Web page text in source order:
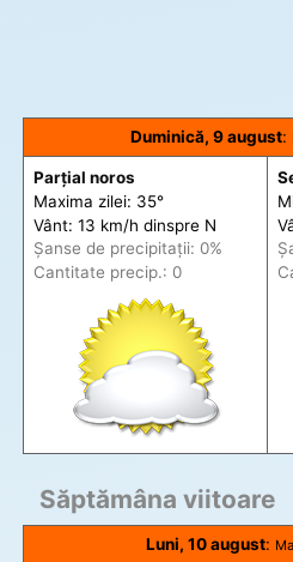
Duminică, 9 august:
Parțial noros
Maxima zilei: 35°
Vânt: 13 km/h dinspre N
Șanse de precipitații: 0%
Cantitate precip.: 0
Săptămâna viitoare
Luni, 10 august: